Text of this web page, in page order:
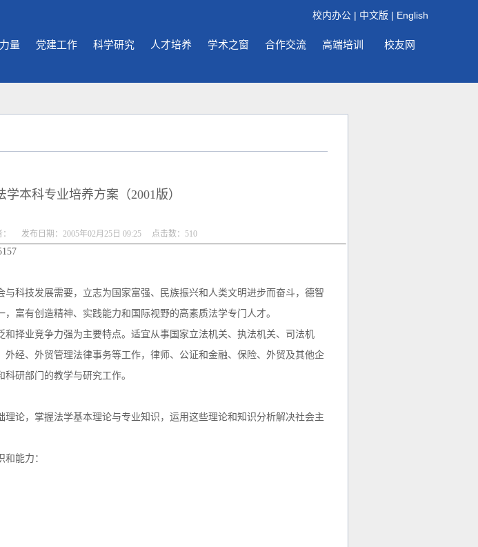
校内办公 | 中文版 | English
量 党建工作 科学研究 人才培养 学术之窗 合作交流 高端培训 校友网
学本科专业培养方案（2001版）
： 发布日期：2005年02月25日 09:25 点击数： 510
技发展需要，立志为国家富强、民族振兴和人类文明进步而奋斗，德智
富有创造精神、实践能力和国际视野的高素质法学专门人才。
择业竞争力强为主要特点。适宜从事国家立法机关、执法机关、司法机
外经、外贸管理法律事务等工作，律师、公证和金融、保险、外贸及其他企
研部门的教学与研究工作。
，掌握法学基本理论与专业知识，运用这些理论和知识分析解决社会主
能力：